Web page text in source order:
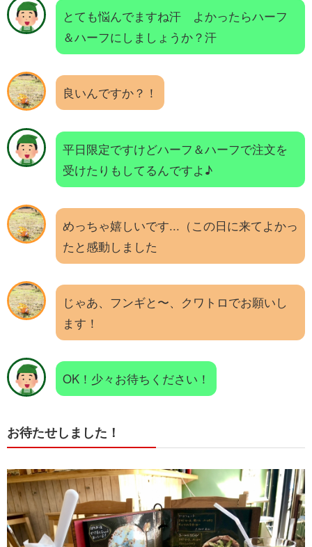
とても悩んでますね汗 よかったらハーフ
＆ハーフにしましょうか？汗
良いんですか？！
平日限定ですけどハーフ＆ハーフで注文を
受けたりもしてるんですよ♪
めっちゃ嬉しいです...（この日に来てよかっ
たと感動しました
じゃあ、フンギと〜、クワトロでお願いし
ます！
OK！少々お待ちください！
お待たせしました！